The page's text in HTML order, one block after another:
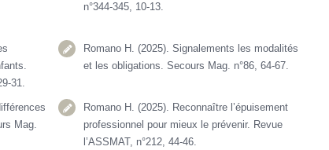
n°344-345, 10-13.
31.
Romano H. (2025). Signalements les modalités
et les obligations. Secours Mag. n°86, 64-67.
Mag.
Romano H. (2025). Reconnaître l’épuisement
professionnel pour mieux le prévenir. Revue
l’ASSMAT, n°212, 44-46.